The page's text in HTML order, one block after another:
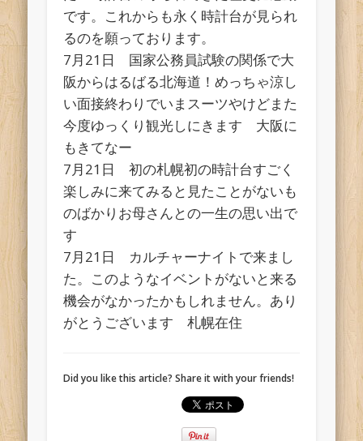
です。これからも永く時計台が見られ
るのを願っております。
7月21日 国家公務員試験の関係で大
阪からはるばる北海道！めっちゃ涼し
い面接終わりでいまスーツやけどまた
今度ゆっくり観光しにきます 大阪に
もきてなー
7月21日 初の札幌初の時計台すごく
楽しみに来てみると見たことがないも
のばかりお母さんとの一生の思い出で
す
7月21日 カルチャーナイトで来まし
た。このようなイベントがないと来る
機会がなかったかもしれません。あり
がとうございます 札幌在住
Did you like this article? Share it with your friends!